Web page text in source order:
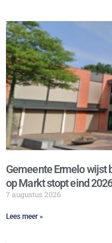
Gemeente Ermelo wijst
op Markt stopt eind
7 augustus 2026
Lees meer »